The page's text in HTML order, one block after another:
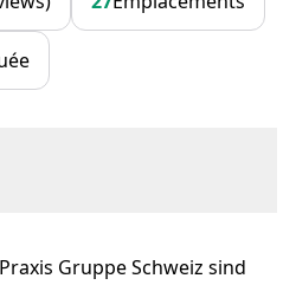
Gruppe Schweiz sind